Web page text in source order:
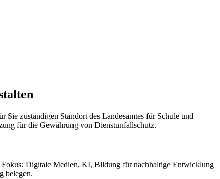
Sie zuständigen Standort des Landesamtes für Schule und
für die Gewährung von Dienstunfallschutz.
Digitale Medien, KI, Bildung für nachhaltige Entwicklung
belegen.